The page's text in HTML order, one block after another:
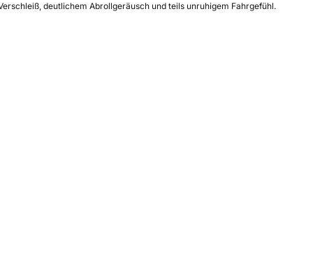
deutlichem Abrollgeräusch und teils unruhigem Fahrgefühl.